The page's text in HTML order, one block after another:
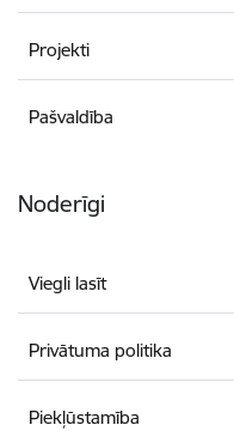
Projekti
Pašvaldība
Noderīgi
Viegli lasīt
Privātuma politika
Piekļūstamība